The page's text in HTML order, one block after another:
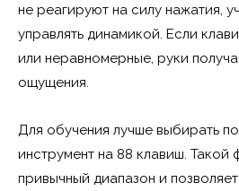
не реагируют на силу нажатия,
управлять динамикой. Если
или неравномерные, руки
ощущения.
Для обучения лучше выбирать
инструмент на 88 клавиш. Такой
привычный диапазон и